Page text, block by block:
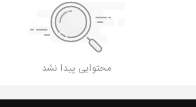
محتوایی پیدا نشد